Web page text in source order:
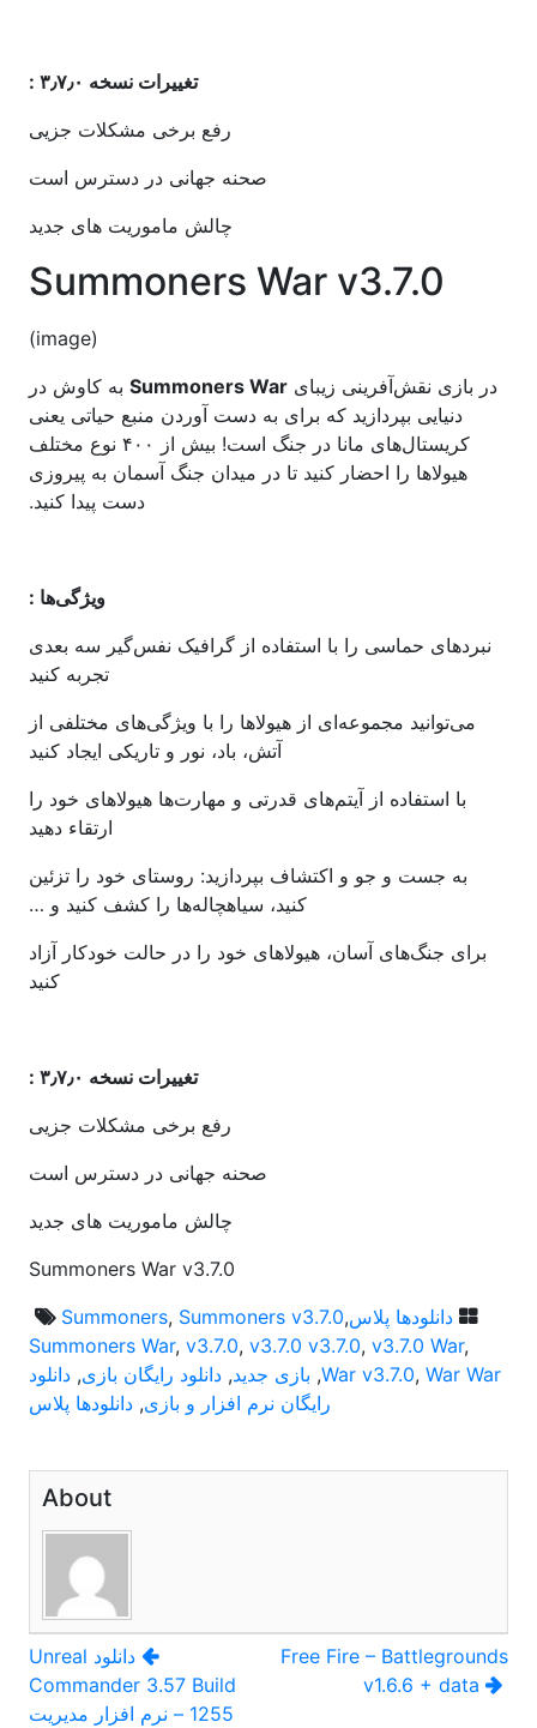
تغییرات نسخه ۳٫۷٫۰ :
رفع برخی مشکلات جزیی
صحنه جهانی در دسترس است
چالش ماموریت های جدید
Summoners War v3.7.0
(image)
در بازی نقش‌آفرینی زیبایSummoners War به کاوش در
دنیایی بپردازید که برای به دست آوردن منبع حیاتی یعنی
کریستال‌های مانا در جنگ است! بیش از ۴۰۰ نوع مختلف
هیولاها را احضار کنید تا در میدان جنگ آسمان به پیروزی
دست پیدا کنید.
ویژگی‌ها :
نبردهای حماسی را با استفاده از گرافیک نفس‌گیر سه بعدی
تجربه کنید
می‌توانید مجموعه‌ای از هیولاها را با ویژگی‌های مختلفی از
آتش، باد، نور و تاریکی ایجاد کنید
با استفاده از آیتم‌های قدرتی و مهارت‌ها هیولاهای خود را
ارتقاء دهید
به جست و جو و اکتشاف بپردازید: روستای خود را تزئین
کنید، سیاهچاله‌ها را کشف کنید و …
برای جنگ‌های آسان، هیولاهای خود را در حالت خودکار آزاد
کنید
تغییرات نسخه ۳٫۷٫۰ :
رفع برخی مشکلات جزیی
صحنه جهانی در دسترس است
چالش ماموریت های جدید
Summoners War v3.7.0
دانلودها پلاس
Summoners, Summoners v3.7.0,
Summoners War, v3.7.0, v3.7.0 v3.7.0, v3.7.0 War,
War v3.7.0, War War
, بازی جدید,دانلود رایگان بازی,دانلود
رایگان نرم افزار و بازی,دانلودها پلاس
About
راهبری
نوشته
دانلود Unreal
Commander 3.57 Build
1255 – نرم‌ افزار مدیریت
Free Fire – Battlegrounds
v1.6.6 + data